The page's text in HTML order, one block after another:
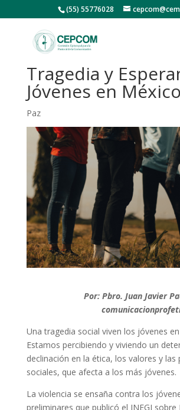
(55) 55776028
Tragedia y
Jóvenes en México
Paz
Por: Pbro. Juan Javier
Una tragedia social viven los jóvenes
Estamos percibiendo y viviendo un
declinación en la ética, los valores y las
sociales, que afecta a los más jóvenes.
La violencia se ensaña contra los
preliminares que publicó el INEGI sobre